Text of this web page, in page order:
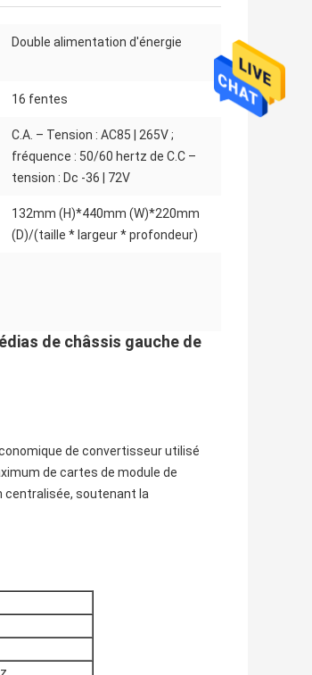
Double alimentation d'énergie
16 fentes
C.A. – Tension : AC85 | 265V ;
fréquence : 50/60 hertz de C.C –
tension : Dc -36 | 72V
132mm (H)*440mm (W)*220mm
(D)/(taille * largeur * profondeur)
de châssis gauche de
de convertisseur utilisé
de cartes de module de
centralisée, soutenant la